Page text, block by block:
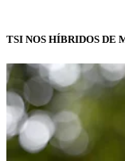
TSI NOS HÍBRIDOS DE